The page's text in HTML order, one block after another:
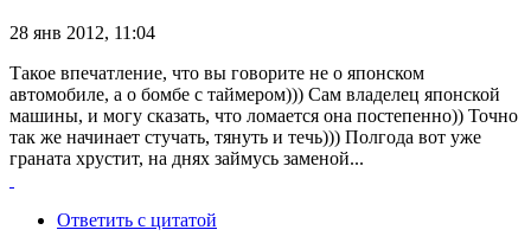
28 янв 2012, 11:04
Такое впечатление, что вы говорите не о японском
автомобиле, а о бомбе с таймером))) Сам владелец японской
машины, и могу сказать, что ломается она постепенно)) Точно
так же начинает стучать, тянуть и течь))) Полгода вот уже
граната хрустит, на днях займусь заменой...
Ответить с цитатой